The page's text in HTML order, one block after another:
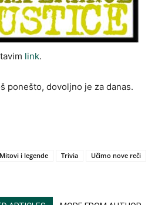
link.
ponešto, dovoljno je za danas.
Mitovi i legende Trivia Učimo nove reči